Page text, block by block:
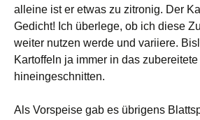
alleine ist er etwas zu zitronig. Der
Gedicht! Ich überlege, ob ich diese
weiter nutzen werde und variiere.
Kartoffeln ja immer in das
hineingeschnitten.
Als Vorspeise gab es übrigens